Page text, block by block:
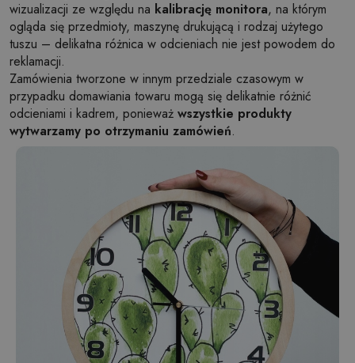
wizualizacji ze względu na kalibrację monitora, na którym
ogląda się przedmioty, maszynę drukującą i rodzaj użytego
tuszu – delikatna różnica w odcieniach nie jest powodem do
reklamacji.
Zamówienia tworzone w innym przedziale czasowym w
przypadku domawiania towaru mogą się delikatnie różnić
odcieniami i kadrem, ponieważ wszystkie produkty
wytwarzamy po otrzymaniu zamówień.